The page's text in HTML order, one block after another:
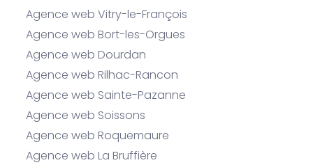
Agence web Vitry-le-François
Agence web Bort-les-Orgues
Agence web Dourdan
Agence web Rilhac-Rancon
Agence web Sainte-Pazanne
Agence web Soissons
Agence web Roquemaure
Agence web La Bruffière